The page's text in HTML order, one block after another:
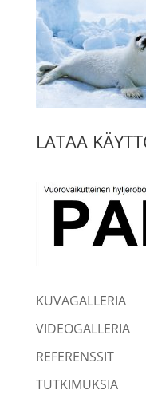
LATAA
KUVAGALLERIA
VIDEOGALLERIA
REFERENSSIT
TUTKIMUKSIA